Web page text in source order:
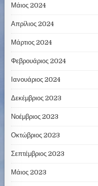
Μάιος 2024
Απρίλιος 2024
Μάρτιος 2024
Φεβρουάριος 2024
Ιανουάριος 2024
Δεκέμβριος 2023
Νοέμβριος 2023
Οκτώβριος 2023
Σεπτέμβριος 2023
Μάιος 2023